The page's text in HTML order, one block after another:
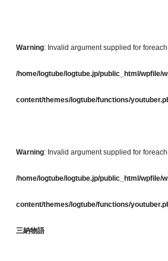
Warning: Invalid argument supplied for
/home/logtube/logtube.jp/public_html/wpfile/
content/themes/logtube/functions/
Warning: Invalid argument supplied for
/home/logtube/logtube.jp/public_html/wpfile/
content/themes/logtube/functions/
三納物語